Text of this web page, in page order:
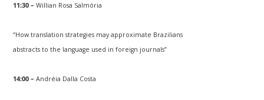
11:30 –Willian Rosa Salmória
“How translation strategies may approximate Brazilians
abstracts to the language used in foreign journals”
14:00 –Andréia Dalla Costa